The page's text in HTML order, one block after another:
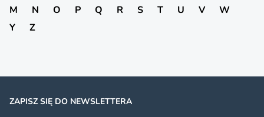
M
N O P Q R S T U V
W
Y
Z
ZAPISZ SIĘ DO NEWSLETTERA